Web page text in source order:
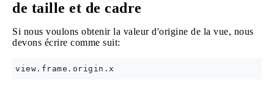
de taille et de cadre
Si nous voulons obtenir la valeur d'origine de la vue, nous
devons écrire comme suit: